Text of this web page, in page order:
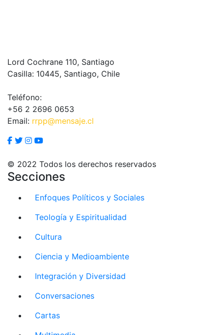
Lord Cochrane 110, Santiago
Casilla: 10445, Santiago, Chile
Teléfono:
+56 2 2696 0653
Email: rrpp@mensaje.cl
© 2022 Todos los derechos reservados
Secciones
Enfoques Políticos y Sociales
Teología y Espiritualidad
Cultura
Ciencia y Medioambiente
Integración y Diversidad
Conversaciones
Cartas